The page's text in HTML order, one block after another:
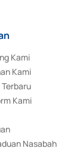
Kami
Kami
Kami
Nasabah